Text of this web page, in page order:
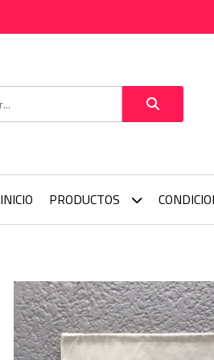
INICIO PRODUCTOS